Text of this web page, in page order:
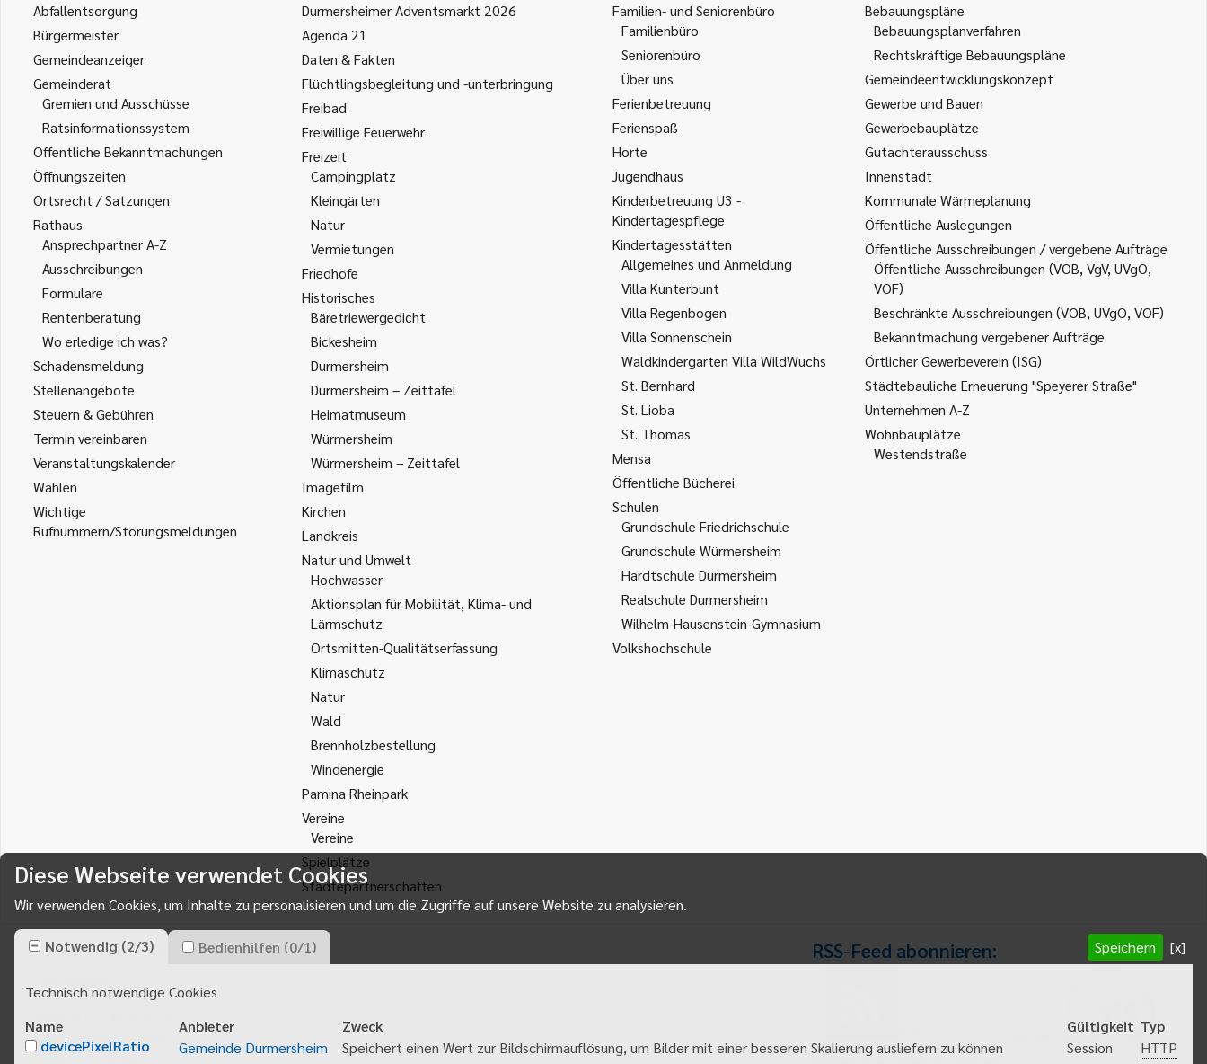
Abfallentsorgung
Bürgermeister
Gemeindeanzeiger
Gemeinderat
Gremien und Ausschüsse
Ratsinformationssystem
Öffentliche Bekanntmachungen
Öffnungszeiten
Ortsrecht / Satzungen
Rathaus
Ansprechpartner A-Z
Ausschreibungen
Formulare
Rentenberatung
Wo erledige ich was?
Schadensmeldung
Stellenangebote
Steuern & Gebühren
Termin vereinbaren
Veranstaltungskalender
Wahlen
Wichtige
Rufnummern/Störungsmeldungen
Durmersheimer Adventsmarkt 2026
Agenda 21
Daten & Fakten
Flüchtlingsbegleitung und -unterbringung
Freibad
Freiwillige Feuerwehr
Freizeit
Campingplatz
Kleingärten
Natur
Vermietungen
Friedhöfe
Historisches
Bäretriewergedicht
Bickesheim
Durmersheim
Durmersheim – Zeittafel
Heimatmuseum
Würmersheim
Würmersheim – Zeittafel
Imagefilm
Kirchen
Landkreis
Natur und Umwelt
Hochwasser
Aktionsplan für Mobilität, Klima- und
Lärmschutz
Ortsmitten-Qualitätserfassung
Klimaschutz
Natur
Wald
Brennholzbestellung
Windenergie
Pamina Rheinpark
Vereine
Vereine
Spielplätze
Städtepartnerschaften
Familien- und Seniorenbüro
Familienbüro
Seniorenbüro
Über uns
Ferienbetreuung
Ferienspaß
Horte
Jugendhaus
Kinderbetreuung U3 -
Kindertagespflege
Kindertagesstätten
Allgemeines und Anmeldung
Villa Kunterbunt
Villa Regenbogen
Villa Sonnenschein
Waldkindergarten Villa WildWuchs
St. Bernhard
St. Lioba
St. Thomas
Mensa
Öffentliche Bücherei
Schulen
Grundschule Friedrichschule
Grundschule Würmersheim
Hardtschule Durmersheim
Realschule Durmersheim
Wilhelm-Hausenstein-Gymnasium
Volkshochschule
Bebauungspläne
Bebauungsplanverfahren
Rechtskräftige Bebauungspläne
Gemeindeentwicklungskonzept
Gewerbe und Bauen
Gewerbebauplätze
Gutachterausschuss
Innenstadt
Kommunale Wärmeplanung
Öffentliche Auslegungen
Öffentliche Ausschreibungen / vergebene Aufträge
Öffentliche Ausschreibungen (VOB, VgV, UVgO,
VOF)
Beschränkte Ausschreibungen (VOB, UVgO, VOF)
Bekanntmachung vergebener Aufträge
Örtlicher Gewerbeverein (ISG)
Städtebauliche Erneuerung "Speyerer Straße"
Unternehmen A-Z
Wohnbauplätze
Westendstraße
Gemeinde Durmersheim
76448Durmersheim
info@durmersheim.de
E-Mail schreiben
RSS-Feed abonnieren:
Diese Webseite verwendet Cookies
Wir verwenden Cookies, um Inhalte zu personalisieren und um die Zugriffe auf unsere Website zu analysieren.
Notwendig (2/3) Bedienhilfen (0/1) Speichern [x]
Technisch notwendige Cookies
Name
Anbieter Zweck Gültigkeit Typ
devicePixelRatio
Gemeinde Durmersheim Speichert einen Wert zur Bildschirmauflösung, um Bilder mit einer besseren Skalierung ausliefern zu können Session
HTTP